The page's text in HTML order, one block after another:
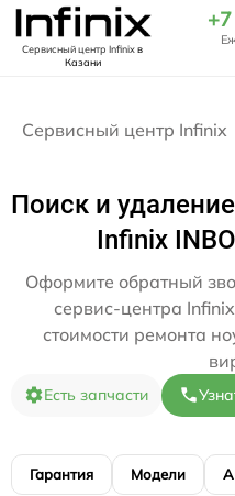
Сервисный центр Infinixв
Казани
Сервисный центр Infinix
Поиск и
Infinix
Оформите обратный
сервис-центра
стоимости ремонта
Есть запчасти
Гарантия Модели